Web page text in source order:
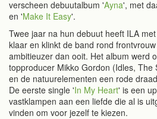
verscheen debuutalbum 'Ayna', met
en 'Make It Easy'.
Twee jaar na hun debuut heeft ILA
klaar en klinkt de band rond
ambitieuzer dan ooit. Het album werd
topproducer Mikko Gordon (Idles, The
en de natuurelementen een rode
De eerste single 'In My Heart' is een
vastklampen aan een liefde die al is
vinden om voor jezelf te kiezen.